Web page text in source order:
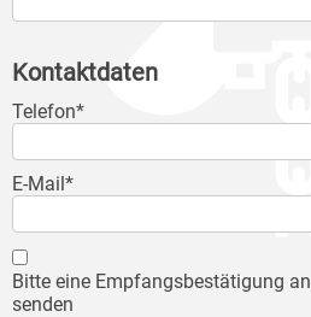
Kontaktdaten
Telefon*
E-Mail*
Bitte eine Empfangsbestätigung
senden